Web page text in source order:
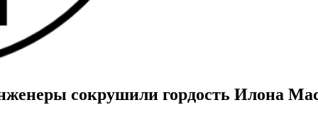
сокрушили гордость Илона